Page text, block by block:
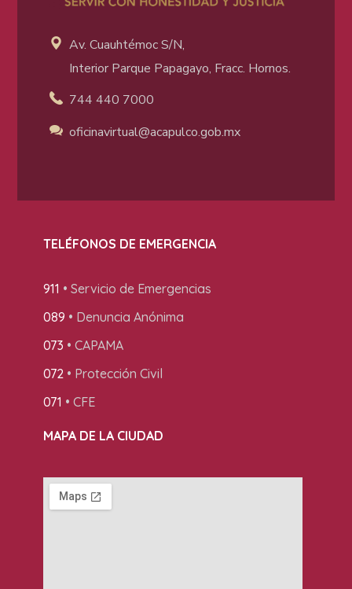
Av. Cuauhtémoc S/N,
Interior Parque Papagayo, Fracc. Hornos.
744 440 7000
oficinavirtual@acapulco.gob.mx
TELÉFONOS DE EMERGENCIA
911 • Servicio de Emergencias
089 • Denuncia Anónima
073 • CAPAMA
072 • Protección Civil
071 • CFE
MAPA DE LA CIUDAD